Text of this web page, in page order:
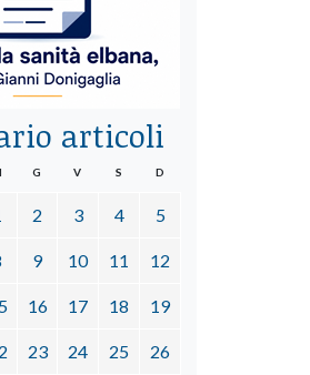
articoli
G V S D
2 3 4 5
9 10 11 12
16 17 18 19
23 24 25 26